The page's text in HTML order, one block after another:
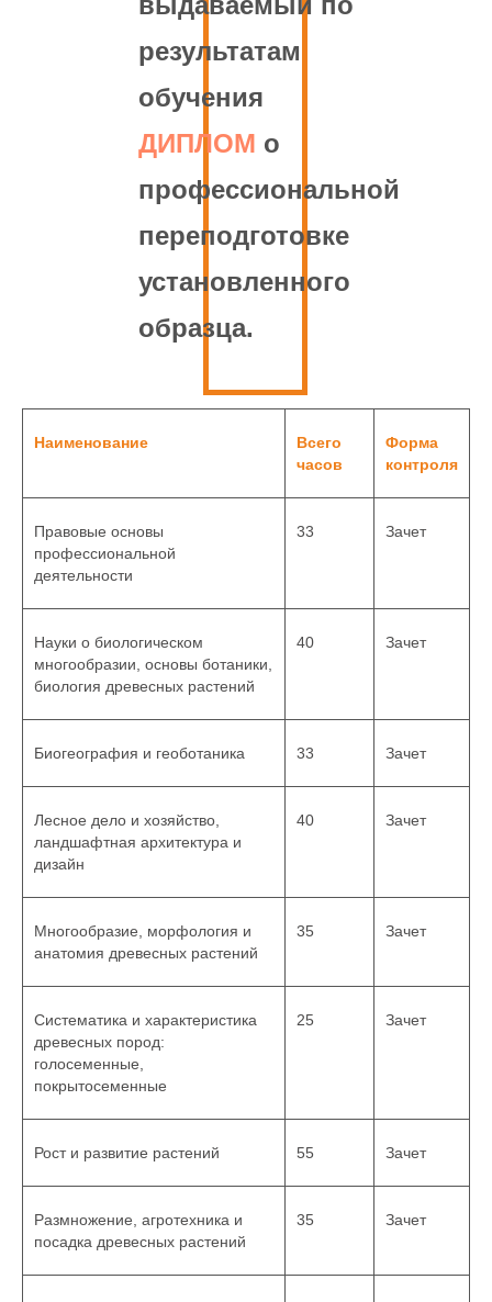
результатам
обучения
ДИПЛОМ о
профессиональной
переподготовке
установленного
образца.
Наименование
Всего
часов
Форма
контроля
Правовые основы
профессиональной
деятельности
33 Зачет
Науки о биологическом
многообразии, основы ботаники,
биология древесных растений
40 Зачет
Биогеография и геоботаника 33 Зачет
Лесное дело и хозяйство,
ландшафтная архитектура и
дизайн
40 Зачет
Многообразие, морфология и
анатомия древесных растений
35 Зачет
Систематика и характеристика
древесных пород:
голосеменные,
покрытосеменные
25 Зачет
Рост и развитие растений 55 Зачет
Размножение, агротехника и
посадка древесных растений
35 Зачет